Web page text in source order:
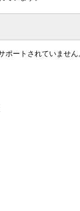
ートされていませ